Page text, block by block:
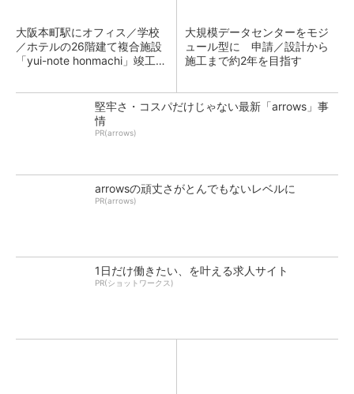
大阪本町駅にオフィス／学校
／ホテルの26階建て複合施設
「yui-note honmachi」竣工、
大規模データセンターをモジ
ュール型に 申請／設計から
施工まで約2年を目指す
堅牢さ・コスパだけじゃない最新「arrows」事
情
PR(arrows)
arrowsの頑丈さがとんでもないレベルに
PR(arrows)
1日だけ働きたい、を叶える求人サイト
PR(ショットワークス)